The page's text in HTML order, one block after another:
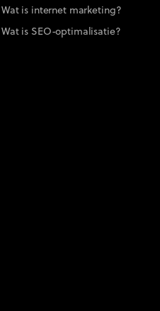
Wat is internet marketing?
Wat is SEO-optimalisatie?